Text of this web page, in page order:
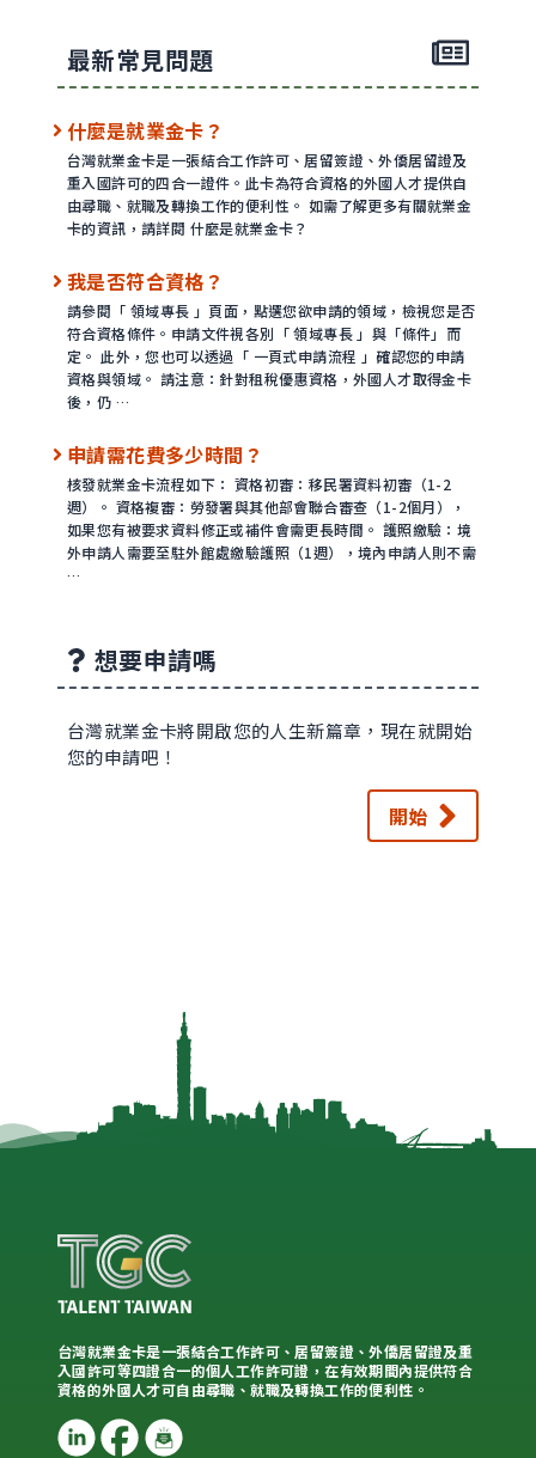
最新常見問題
什麼是就業金卡？
台灣就業金卡是一張結合工作許可、居留簽證、外僑居留證及
重入國許可的四合一證件。此卡為符合資格的外國人才提供自
由尋職、就職及轉換工作的便利性。 如需了解更多有關就業金
卡的資訊，請詳閱 什麼是就業金卡？
我是否符合資格？
請參閱「 領域專長 」頁面，點選您欲申請的領域，檢視您是否
符合資格條件。申請文件視各別「 領域專長 」與「條件」而
定。 此外，您也可以透過「 一頁式申請流程 」確認您的申請
資格與領域。 請注意：針對租稅優惠資格，外國人才取得金卡
後，仍 …
申請需花費多少時間？
核發就業金卡流程如下： 資格初審：移民署資料初審（1-2
週）。 資格複審：勞發署與其他部會聯合審查（1-2個月），
如果您有被要求資料修正或補件會需更長時間。 護照繳驗：境
外申請人需要至駐外館處繳驗護照（1週），境內申請人則不需
…
想要申請嗎
台灣就業金卡將開啟您的人生新篇章，現在就開始
您的申請吧！
開始
台灣就業金卡是一張結合工作許可、居留簽證、外僑居留證及重
入國許可等四證合一的個人工作許可證，在有效期間內提供符合
資格的外國人才可自由尋職、就職及轉換工作的便利性。